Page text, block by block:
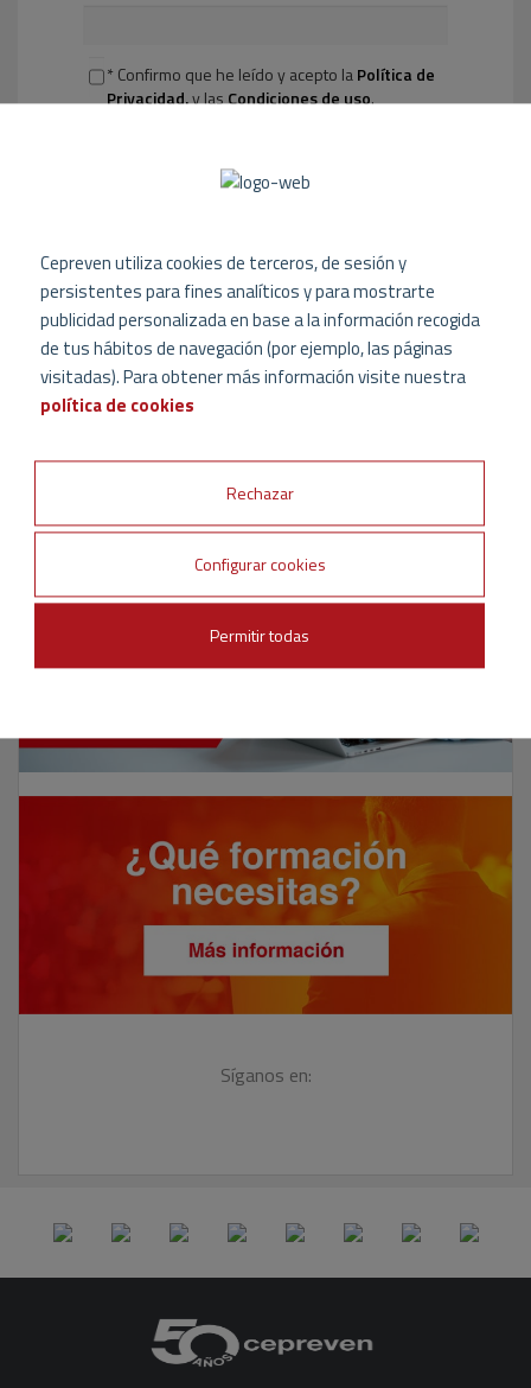
* Confirmo que he leído y acepto laPolítica de
Privacidad.y lasCondiciones de uso.
Síganos en:
Cepreven utiliza cookies de terceros, de sesión y
persistentes para fines analíticos y para mostrarte
publicidad personalizada en base a la información recogida
de tus hábitos de navegación (por ejemplo, las páginas
visitadas). Para obtener más información visite nuestra
política de cookies
Rechazar
Configurar cookies
Permitir todas